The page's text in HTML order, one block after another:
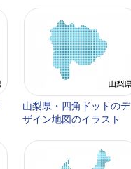
山梨県・四角ドットのデ
ザイン地図のイラスト